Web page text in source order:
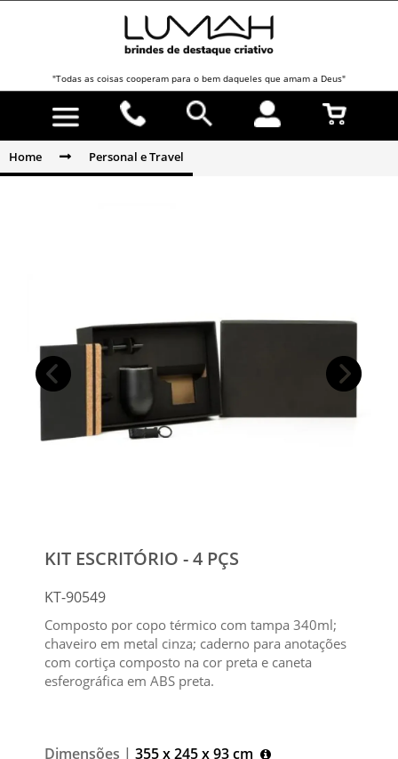
"Todas as coisas cooperam para o bem daqueles que amam a Deus"
Home Personal e Travel
KIT ESCRITÓRIO - 4 PÇS
KT-90549
Composto por copo térmico com tampa 340ml;
chaveiro em metal cinza; caderno para anotações
com cortiça composto na cor preta e caneta
esferográfica em ABS preta.
Dimensões | 355 x 245 x 93 cm